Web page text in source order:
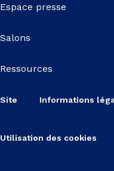
Espace presse
Salons
Ressources
Site Informations
Utilisation des cookies